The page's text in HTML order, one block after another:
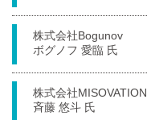
株式会社Bogunov
ボグノフ 愛臨 氏
株式会社MISOVATION
斉藤 悠斗 氏